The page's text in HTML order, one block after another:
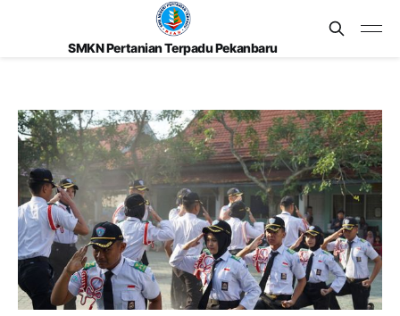
SMKN Pertanian Terpadu Pekanbaru
admin